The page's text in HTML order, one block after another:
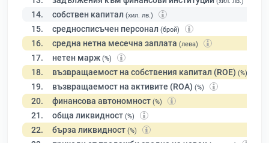
14. собствен капитал (хил. лв.)
15. средносписъчен персонал (брой)
16. средна нетна месечна заплата (лева)
17. нетен марж (%)
18. възвращаемост на собствения капитал (ROE) (%)
19. възвращаемост на активите (ROA) (%)
20. финансова автономност (%)
21. обща ликвидност (%)
22. бърза ликвидност (%)